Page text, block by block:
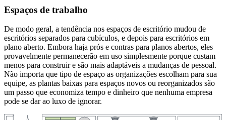
Espaços de trabalho
De modo geral, a tendência nos espaços de escritório mudou de
escritórios separados para cubículos, e depois para escritórios em
plano aberto. Embora haja prós e contras para planos abertos, eles
provavelmente permanecerão em uso simplesmente porque custam
menos para construir e são mais adaptáveis a mudanças de pessoal.
Não importa que tipo de espaço as organizações escolham para sua
equipe, as plantas baixas para espaços novos ou reorganizados são
um passo que economiza tempo e dinheiro que nenhuma empresa
pode se dar ao luxo de ignorar.